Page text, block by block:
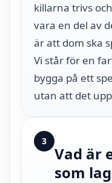
killarna trivs
vara en del av
är att dom ska
Vi står för en
bygga på ett
utan att det
3
Vad är
som